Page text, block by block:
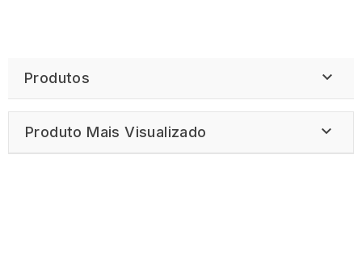
Produtos 
Produto Mais Visualizado 